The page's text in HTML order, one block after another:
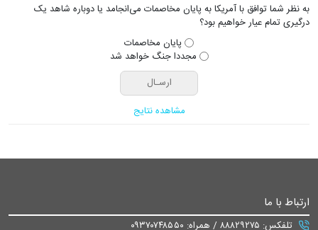
به نظر شما توافق با آمریکا به پایان مخاصمات می‌انجامد یا دوباره شاهد یک
درگیری تمام عیار خواهیم بود؟
پایان مخاصمات
مجددا جنگ خواهد شد
مشاهده نتایج
ارتباط با ما
تلفکس: ۸۸۸۲۹۲۷۵ / همراه: ۰۹۳۷۰۷۴۸۵۵۰